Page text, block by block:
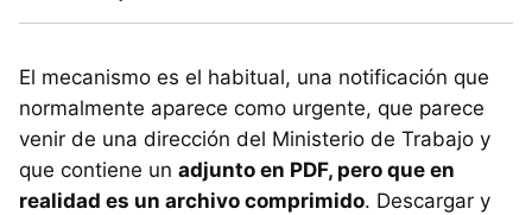
El mecanismo es el habitual, una notificación que
normalmente aparece como urgente, que parece
venir de una dirección del Ministerio de Trabajo y
que contiene un adjunto en PDF, pero que en
realidad es un archivo comprimido. Descargar y